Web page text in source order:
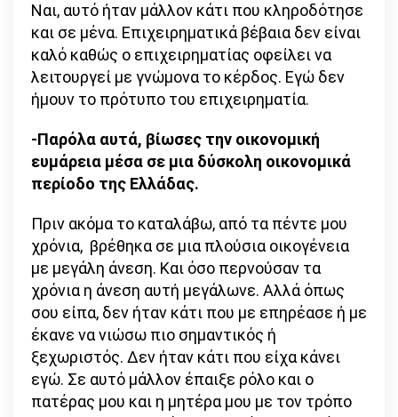
Ναι, αυτό ήταν μάλλον κάτι που κληροδότησε
και σε μένα. Επιχειρηματικά βέβαια δεν είναι
καλό καθώς ο επιχειρηματίας οφείλει να
λειτουργεί με γνώμονα το κέρδος. Εγώ δεν
ήμουν το πρότυπο του επιχειρηματία.
-Παρόλα αυτά, βίωσες την οικονομική
ευμάρεια μέσα σε μια δύσκολη οικονομικά
περίοδο της Ελλάδας.
Πριν ακόμα το καταλάβω, από τα πέντε μου
χρόνια, βρέθηκα σε μια πλούσια οικογένεια
με μεγάλη άνεση. Και όσο περνούσαν τα
χρόνια η άνεση αυτή μεγάλωνε. Αλλά όπως
σου είπα, δεν ήταν κάτι που με επηρέασε ή με
έκανε να νιώσω πιο σημαντικός ή
ξεχωριστός. Δεν ήταν κάτι που είχα κάνει
εγώ. Σε αυτό μάλλον έπαιξε ρόλο και ο
πατέρας μου και η μητέρα μου με τον τρόπο